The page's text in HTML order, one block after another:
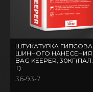
ШТУКАТУРКА
ШИННОГО НАНЕСЕНИЯ
BAG KEEPER,
Т)
36-93-7